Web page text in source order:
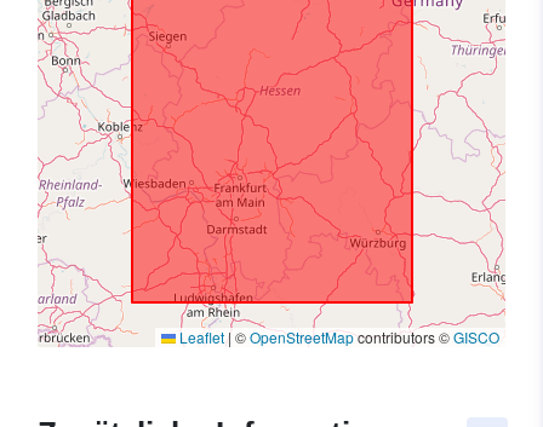
Leaflet| ©OpenStreetMapcontributors ©GISCO